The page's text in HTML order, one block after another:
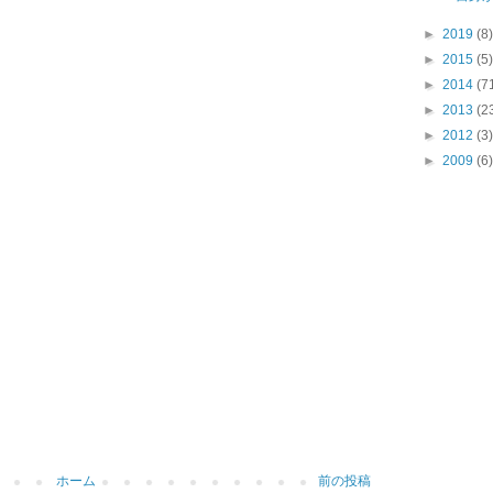
前の投稿
ホーム
► 2019 (8)
► 2015 (5)
► 2014
► 2013
► 2012 (3)
► 2009 (6)